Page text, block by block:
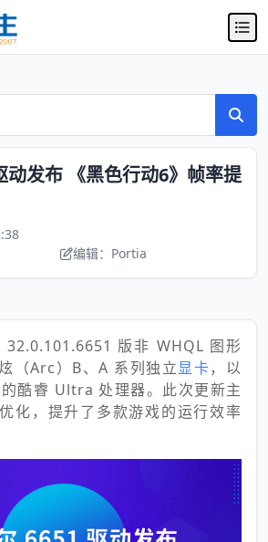
动发布 《黑色行动6》帧率提
编辑：Portia
32.0.101.6651 版非 WHQL 图形
（Arc）B、A 系列独立显卡，以
酷睿 Ultra 处理器。此次更新主
化，提升了多款游戏的运行效率